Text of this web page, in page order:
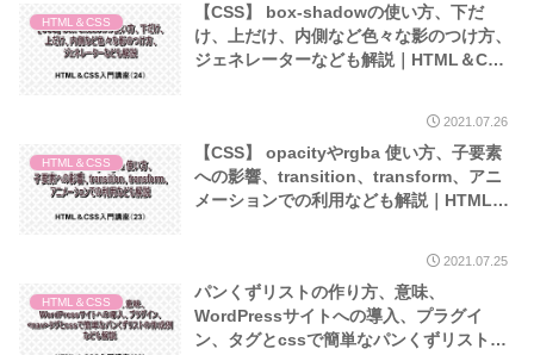
HTML＆CSS
【CSS】 box-shadowの使い方、下だ
け、上だけ、内側など色々な影のつけ方、
ジェネレーターなども解説｜HTML＆CSS
2021.07.26
HTML＆CSS
【CSS】 opacityやrgba 使い方、子要素
への影響、transition、transform、アニ
メーションでの利用なども解説｜HTML＆
2021.07.25
HTML＆CSS
パンくずリストの作り方、意味、
WordPressサイトへの導入、プラグイ
ン、タグとcssで簡単なパンくずリストの